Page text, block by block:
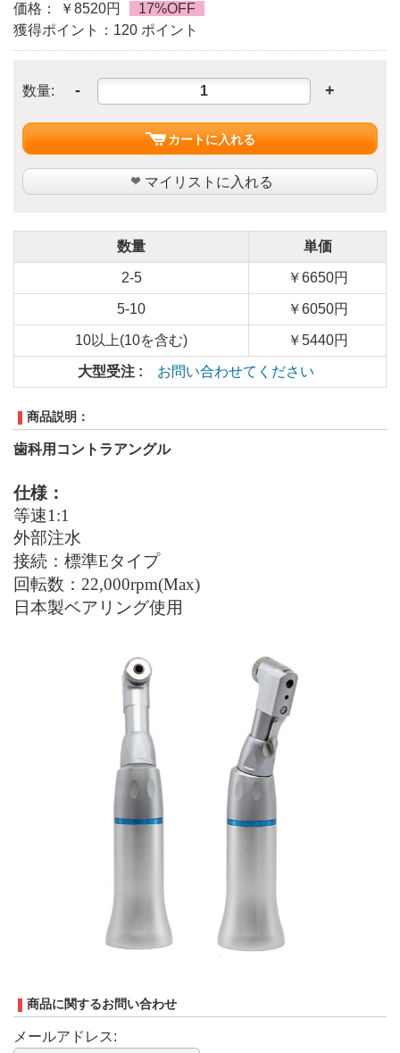
価格： ￥8520円
17%OFF
獲得ポイント：120 ポイント
数量: - +
カートに入れる
マイリストに入れる
数量 単価
2-5 ￥6650円
5-10 ￥6050円
10以上(10を含む) ￥5440円
大型受注 : お問い合わせてください
商品説明：
歯科用 コントラアングル
仕様：
等速1:1
外部注水
接続：標準Eタイプ
回転数： 22,000rpm(Max)
日本製ベアリング使用
商品に関するお問い合わせ
メールアドレス: